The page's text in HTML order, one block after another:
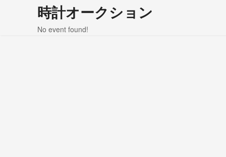
時計オークション
No event found!